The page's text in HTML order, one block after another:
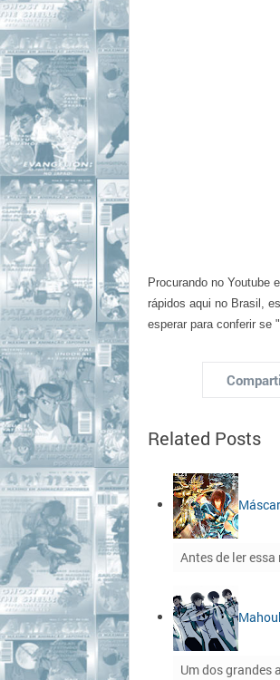
Procurando no Youtube
rápidos aqui no Brasil,
esperar para conferir se
Related Posts
Antes de ler
Um dos grandes